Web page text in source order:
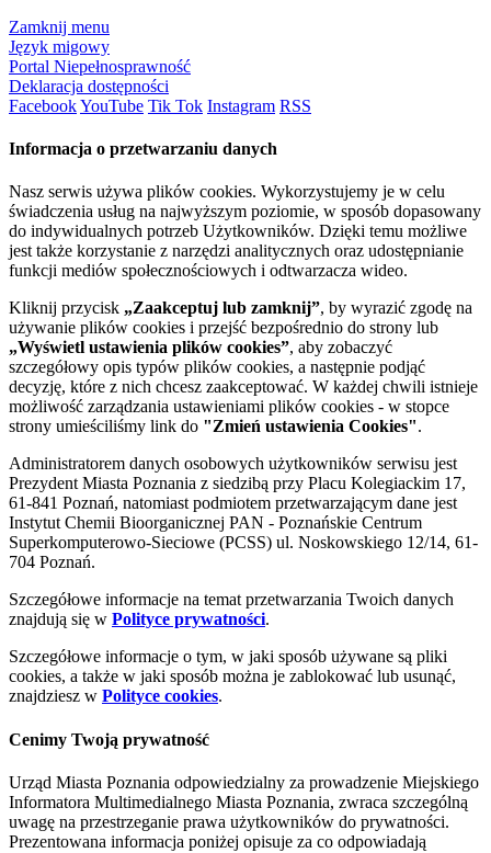
Zamknij menu
Język migowy
Portal Niepełnosprawność
Deklaracja dostępności
FacebookYouTube Tik Tok Instagram RSS
Informacja o przetwarzaniu danych
Nasz serwis używa plików cookies. Wykorzystujemy je w celu
świadczenia usług na najwyższym poziomie, w sposób dopasowany
do indywidualnych potrzeb Użytkowników. Dzięki temu możliwe
jest także korzystanie z narzędzi analitycznych oraz udostępnianie
funkcji mediów społecznościowych i odtwarzacza wideo.
Kliknij przycisk „Zaakceptuj lub zamknij”, by wyrazić zgodę na
używanie plików cookies i przejść bezpośrednio do strony lub
„Wyświetl ustawienia plików cookies”, aby zobaczyć
szczegółowy opis typów plików cookies, a następnie podjąć
decyzję, które z nich chcesz zaakceptować. W każdej chwili istnieje
możliwość zarządzania ustawieniami plików cookies - w stopce
strony umieściliśmy link do "Zmień ustawienia Cookies".
Administratorem danych osobowych użytkowników serwisu jest
Prezydent Miasta Poznania z siedzibą przy Placu Kolegiackim 17,
61-841 Poznań, natomiast podmiotem przetwarzającym dane jest
Instytut Chemii Bioorganicznej PAN - Poznańskie Centrum
Superkomputerowo-Sieciowe (PCSS) ul. Noskowskiego 12/14, 61-
704 Poznań.
Szczegółowe informacje na temat przetwarzania Twoich danych
znajdują się w Polityce prywatności.
Szczegółowe informacje o tym, w jaki sposób używane są pliki
cookies, a także w jaki sposób można je zablokować lub usunąć,
znajdziesz w Polityce cookies.
Cenimy Twoją prywatność
Urząd Miasta Poznania odpowiedzialny za prowadzenie Miejskiego
Informatora Multimedialnego Miasta Poznania, zwraca szczególną
uwagę na przestrzeganie prawa użytkowników do prywatności.
Prezentowana informacja poniżej opisuje za co odpowiadają